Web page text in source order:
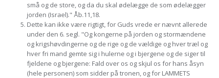
små og de store, og da du skal ødelægge de som ødelægger
jorden (Israel)." Åb.11,18.
Dette kan ikke være rigtigt, for Guds vrede er nævnt allerede
under den 6. segl. "Og kongerne på jorden og stormændene
og krigshøvdingerne og de rige og de vældige og hver træl og
hver fri mand gemte sig i hulerne og i bjergene og de siger til
fjeldene og bjergene: Fald over os og skjul os for hans åsyn
(hele personen) som sidder på tronen, og for LAMMETS